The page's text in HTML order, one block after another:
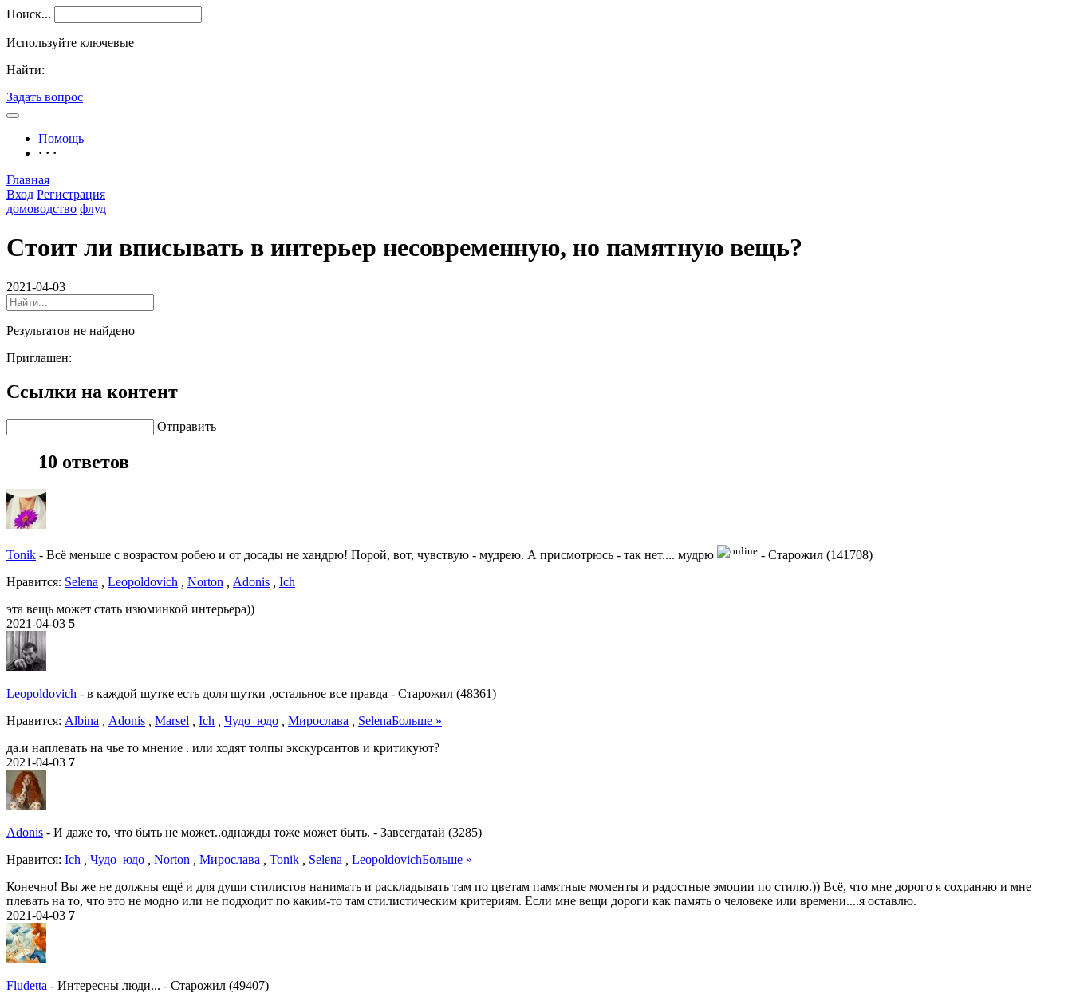
Поиск...
Используйте ключевые
Найти:
Задать вопрос
Помощь
· · ·
Главная
Вход Регистрация
домоводство флуд
Стоит ли вписывать в интерьер несовременную, но памятную вещь?
2021-04-03
Результатов не найдено
Приглашен:
Ссылки на контент
Отправить
10 ответов
Tonik - Всё меньше с возрастом робею и от досады не хандрю! Порой, вот, чувствую - мудрею. А присмотрюсь - так нет.... мудрю - Старожил (141708)
Нравитcя: Selena Leopoldovich Norton Adonis
Ich
эта вещь может стать изюминкой интерьера))
2021-04-03 5
Leopoldovich - в каждой шутке есть доля шутки ,остальное все правда - Старожил (48361)
Нравитcя: Albina Adonis Marsel Ich Чудо_юдо Мирослава SelenaБольше »
да.и наплевать на чье то мнение . или ходят толпы экскурсантов и критикуют?
2021-04-03 7
Adonis - И даже то, что быть не может..однажды тоже может быть. - Завсегдатай (3285)
Нравитcя: Ich Чудо_юдо Norton Мирослава Tonik Selena LeopoldovichБольше »
Конечно! Вы же не должны ещё и для души стилистов нанимать и раскладывать там по цветам памятные моменты и радостные эмоции по стилю.)) Всё, что мне дорого я сохраняю и мне
плевать на то, что это не модно или не подходит по каким-то там стилистическим критериям. Если мне вещи дороги как память о человеке или времени....я оставлю.
2021-04-03 7
Fludetta - Интересны люди... - Старожил (49407)